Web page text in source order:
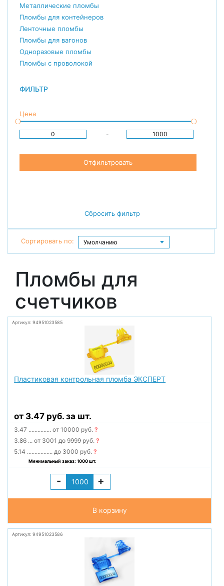
Металлические пломбы
Пломбы для контейнеров
Ленточные пломбы
Пломбы для вагонов
Одноразовые пломбы
Пломбы с проволокой
ФИЛЬТР
Цена
-
Отфильтровать
Сбросить фильтр
Сортировать по:
Пломбы для
счетчиков
Артикул: 94951023585
Пластиковая контрольная пломба ЭКСПЕРТ
от 3.47 руб. за шт.
3.47 ............... от 10000 руб.?
3.86 ... от 3001 до 9999 руб.?
5.14 ................. до 3000 руб.?
Минимальный заказ: 1000 шт.
- +
В корзину
Артикул: 94951023586